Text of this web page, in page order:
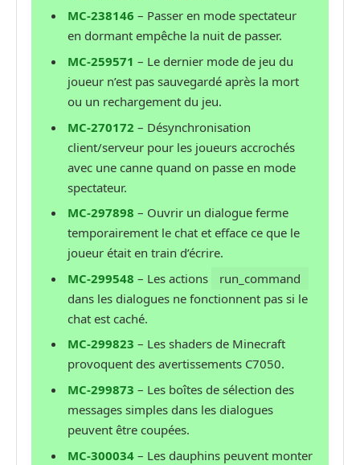
MC-238146 – Passer en mode spectateur
en dormant empêche la nuit de passer.
MC-259571 – Le dernier mode de jeu du
joueur n’est pas sauvegardé après la mort
ou un rechargement du jeu.
MC-270172 – Désynchronisation
client/serveur pour les joueurs accrochés
avec une canne quand on passe en mode
spectateur.
MC-297898 – Ouvrir un dialogue ferme
temporairement le chat et efface ce que le
joueur était en train d’écrire.
MC-299548 – Les actions
run_command
dans les dialogues ne fonctionnent pas si le
chat est caché.
MC-299823 – Les shaders de Minecraft
provoquent des avertissements C7050.
MC-299873 – Les boîtes de sélection des
messages simples dans les dialogues
peuvent être coupées.
MC-300034 – Les dauphins peuvent monter